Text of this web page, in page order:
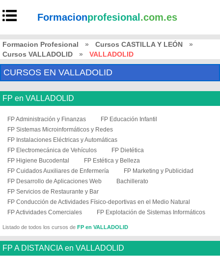
Formacionprofesional .com.es
Formacion Profesional » Cursos CASTILLA Y LEÓN
»
Cursos VALLADOLID
» VALLADOLID
CURSOS EN VALLADOLID
FP en VALLADOLID
FP Administración y Finanzas
FP Educación Infantil
FP Sistemas Microinformáticos y Redes
FP Instalaciones Eléctricas y Automáticas
FP Electromecánica de Vehículos
FP Dietética
FP Higiene Bucodental
FP Estética y Belleza
FP Cuidados Auxiliares de Enfermería
FP Marketing y Publicidad
FP Desarrollo de Aplicaciones Web
Bachillerato
FP Servicios de Restaurante y Bar
FP Conducción de Actividades Físico-deportivas en el Medio Natural
FP Actividades Comerciales
FP Explotación de Sistemas Informáticos
Listado de todos los cursos de FP en VALLADOLID
FP A DISTANCIA en VALLADOLID